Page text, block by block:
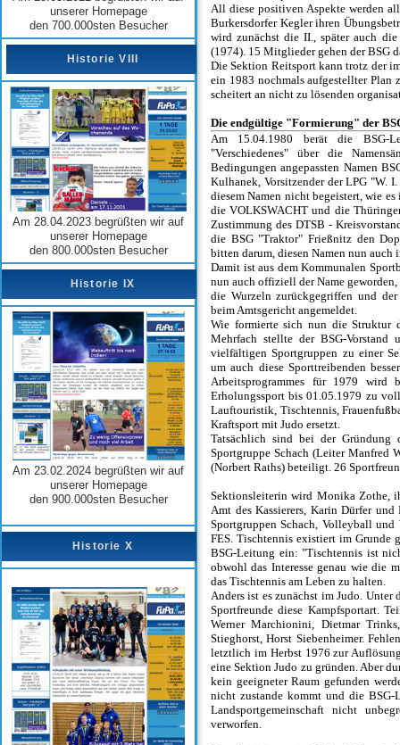
unserer Homepage
den 700.000sten Besucher
Historie VIII
Am 28.04.2023 begrüßten wir auf
unserer Homepage
den 800.000sten Besucher
Historie IX
Am 23.02.2024 begrüßten wir auf
unserer Homepage
den 900.000sten Besucher
Historie X
All diese positiven Aspekte werden
Burkersdorfer Kegler ihren
wird zunächst die II., später auch die
(1974). 15 Mitglieder gehen der BSG
Die Sektion Reitsport kann trotz der
ein 1983 nochmals aufgestellter Plan
scheitert an nicht zu lösenden
Die endgültige "Formierung" der
Am 15.04.1980 berät die BSG-
"Verschiedenes" über die
Bedingungen angepassten Namen
Kulhanek, Vorsitzender der LPG "W.
diesem Namen nicht begeistert, wie
die VOLKSWACHT und die
Zustimmung des DTSB -
die BSG "Traktor" Frießnitz den
bitten darum, diesen Namen nun
Damit ist aus dem Kommunalen
nun auch offiziell der Name
die Wurzeln zurückgegriffen und
beim Amtsgericht angemeldet.
Wie formierte sich nun die Struktur
Mehrfach stellte der BSG-
vielfältigen Sportgruppen zu einer
um auch diese Sporttreibenden
Arbeitsprogrammes für 1979 wird
Erholungssport bis 01.05.1979 zu
Lauftouristik, Tischtennis,
Kraftsport mit Judo ersetzt.
Tatsächlich sind bei der Gründung
Sportgruppe Schach (Leiter Manfred
(Norbert Raths) beteiligt. 26
Sektionsleiterin wird Monika Zothe,
Amt des Kassierers, Karin Dürfer
Sportgruppen Schach, Volleyball
FES. Tischtennis existiert im Grunde
BSG-Leitung ein: "Tischtennis ist
obwohl das Interesse genau wie die
das Tischtennis am Leben zu halten.
Anders ist es zunächst im Judo.
Sportfreunde diese Kampfsportart.
Werner Marchionini, Dietmar
Stieghorst, Horst Siebenheimer.
letztlich im Herbst 1976 zur
eine Sektion Judo zu gründen. Aber
kein geeigneter Raum gefunden
nicht zustande kommt und die
Landsportgemeinschaft nicht
verworfen.